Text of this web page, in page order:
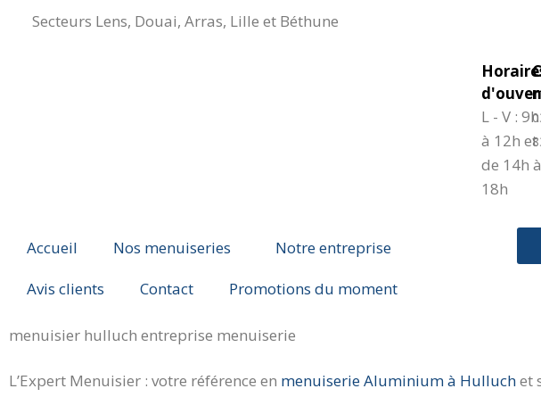
Secteurs Lens, Douai, Arras, Lille et Béthune
L - V : 9h
à 12h et
de 14h à
18h
Accueil Nos menuiseries
Notre entreprise
Avis clients
Contact Promotions du moment
menuisier hulluch entreprise menuiserie
L’Expert Menuisier : votre référence en menuiserie Aluminium à Hulluchet